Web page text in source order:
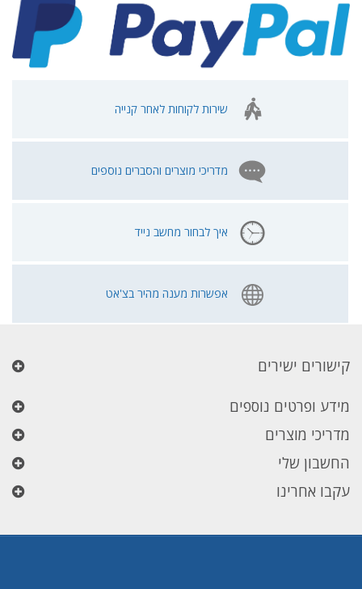
שירות לקוחות לאחר קנייה
מדריכי מוצרים והסברים נוספים
איך לבחור מחשב נייד
אפשרות מענה מהיר בצ'אט
קישורים ישירים
מידע ופרטים נוספים
מדריכי מוצרים
החשבון שלי
עקבו אחרינו